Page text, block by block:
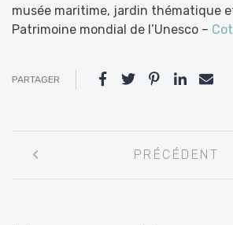
musée maritime, jardin thématique
Patrimoine mondial de l’Unesco –
PARTAGER
entre
PRÉCÉDENT